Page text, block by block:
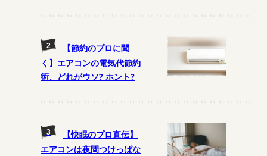
【節約のプロに聞
く】エアコンの電気代節約
術、どれがウソ? ホント?
【快眠のプロ直伝】
エアコンは夜間つけっぱな